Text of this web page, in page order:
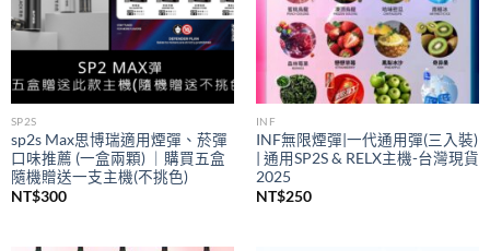
SP2S
sp2s Max思博瑞適用煙彈、菸彈
口味推薦 (一盒兩顆) ｜購買五盒
隨機贈送一支主機(不挑色)
NT$300
INF
INF無限煙彈|一代通用彈(三入裝)
| 通用SP2S & RELX主機-台灣現貨
2025
NT$250